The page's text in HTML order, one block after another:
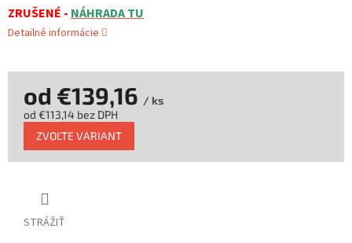
ZRUŠENÉ -NÁHRADA TU
Detailné informácie
STRÁŽIŤ
od €139,16 / ks
od €113,14 bez DPH
Jednotková
cena:
ZVOĽTE VARIANT